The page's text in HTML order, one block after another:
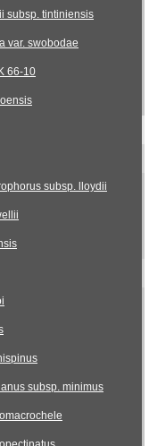
subsp. tintiniensis
var. swobodae
66-10
subsp. lloydii
subsp. minimus